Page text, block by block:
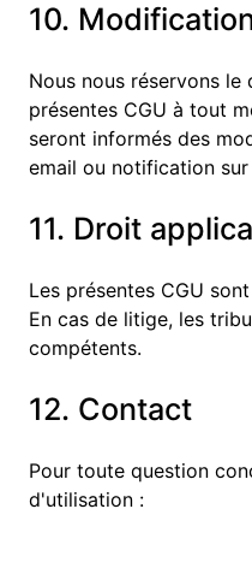
10.
Nous nous réservons
présentes CGU à tout
seront informés des
email ou notification
11. Droit
Les présentes CGU
En cas de litige, les
compétents.
12. Contact
Pour toute question
d'utilisation :